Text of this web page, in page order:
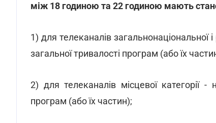
між 18 годиною та 22 годиною мають
1) для телеканалів загальнонаціональної
загальної тривалості програм (або їх
2) для телеканалів місцевої категорії
програм (або їх частин);